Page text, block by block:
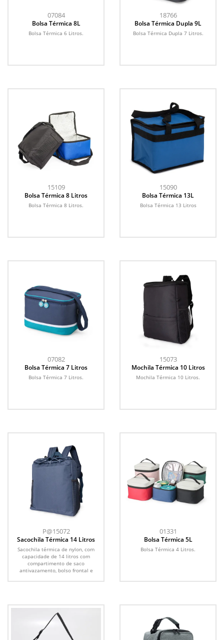
07084
Bolsa Térmica 8L
Bolsa Térmica 6 Litros.
18766
Bolsa Térmica Dupla 9L
Bolsa Térmica Dupla 7 Litros.
15109
Bolsa Térmica 8 Litros
Bolsa Térmica 8 Litros.
15090
Bolsa Térmica 13L
Bolsa Térmica 13 Litros
07082
Bolsa Térmica 7 Litros
Bolsa Térmica 7 Litros.
15073
Mochila Térmica 10 Litros
Mochila Térmica 10 Litros.
P@15072
Sacochila Térmica 14 Litros
Sacochila térmica de nylon, com
capacidade de 14 litros com
compartimento de saco
antivazamento, bolso frontal e
01331
Bolsa Térmica 5L
Bolsa Térmica 4 Litros.